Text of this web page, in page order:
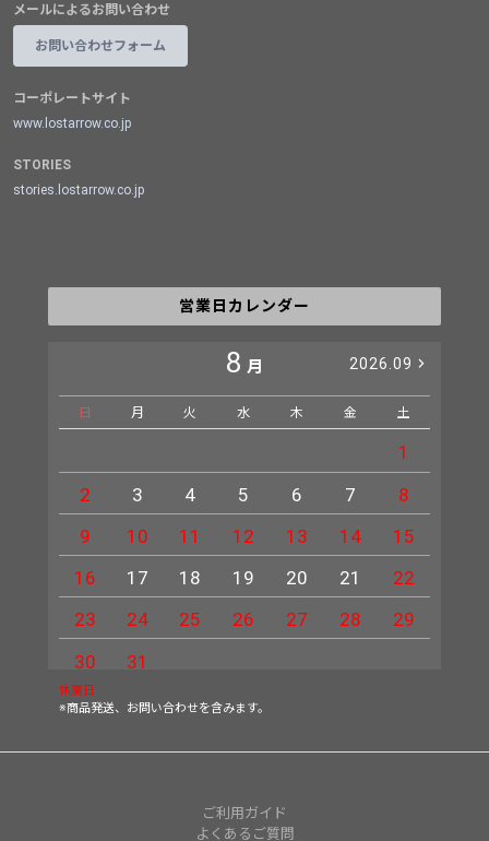
メールによるお問い合わせ
お問い合わせフォーム
コーポレートサイト
www.lostarrow.co.jp
STORIES
stories.lostarrow.co.jp
営業日カレンダー
8 月 2026.09
日 月 火 水 木 金 土
1
2
3 4 5 6 7
8
9
10 11 12 13 14
15
16
17 18 19 20 21
22
23
24 25 26 27 28
29
30
31
休業日
※商品発送、お問い合わせを含みます。
ご利用ガイド
よくあるご質問